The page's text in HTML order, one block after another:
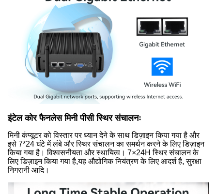
इंटेल कोर फैनलेस मिनी पीसी स्थिर संचालनः
मिनी कंप्यूटर को विस्तार पर ध्यान देने के साथ डिज़ाइन किया गया है और
इसे 7*24 घंटे में लंबे और स्थिर संचालन का समर्थन करने के लिए डिज़ाइन
किया गया है। विश्वसनीयता और स्थायित्व। 7×24H स्थिर संचालन के
लिए डिज़ाइन किया गया है,यह औद्योगिक नियंत्रण के लिए आदर्श है, सुरक्षा
निगरानी आदि।